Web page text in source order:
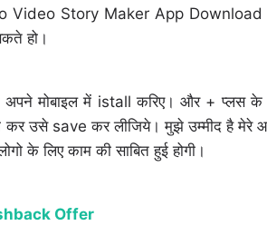
Video Story Maker App Download
हो।
मोबाइल में istall करिए। और + प्लस के
कर उसे save कर लीजिये। मुझे उम्मीद है
के लिए काम की साबित हुई होगी।
Offer